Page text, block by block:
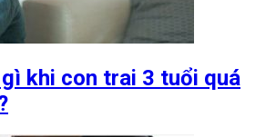
khi con trai 3 tuổi quá